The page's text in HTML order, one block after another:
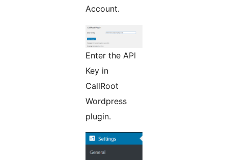
Account.
Enter the API
Key in
CallRoot
Wordpress
plugin.